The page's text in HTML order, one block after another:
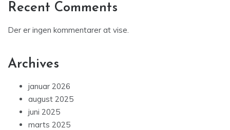
Recent Comments
Der er ingen kommentarer at vise.
Archives
januar 2026
august 2025
juni 2025
marts 2025